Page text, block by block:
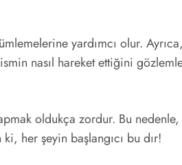
yardımcı olur.
nasıl hareket ettiğini
oldukça zordur. Bu
her şeyin başlangıcı bu dır!